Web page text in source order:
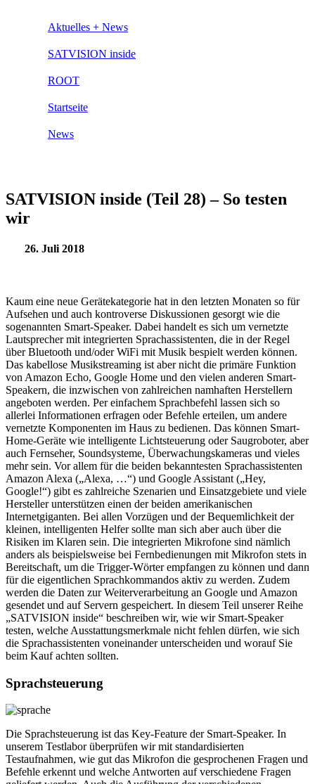
Aktuelles + News
SATVISION inside
ROOT
Startseite
News
SATVISION inside (Teil 28) – So testen
wir
26. Juli 2018
Kaum eine neue Gerätekategorie hat in den letzten Monaten so für
Aufsehen und auch kontroverse Diskussionen gesorgt wie die
sogenannten Smart-Speaker. Dabei handelt es sich um vernetzte
Lautsprecher mit integrierten Sprachassistenten, die in der Regel
über Bluetooth und/oder WiFi mit Musik bespielt werden können.
Das kabellose Musikstreaming ist aber nicht die primäre Funktion
von Amazon Echo, Google Home und den vielen anderen Smart-
Speakern, die inzwischen von zahlreichen namhaften Herstellern
angeboten werden. Per einfachem Sprachbefehl lassen sich so
allerlei Informationen erfragen oder Befehle erteilen, um andere
vernetzte Komponenten im Haus zu bedienen. Das können Smart-
Home-Geräte wie intelligente Lichtsteuerung oder Saugroboter, aber
auch Fernseher, Soundsysteme, Überwachungskameras und vieles
mehr sein. Vor allem für die beiden bekanntesten Sprachassistenten
Amazon Alexa („Alexa, …“) und Google Assistant („Hey,
Google!“) gibt es zahlreiche Szenarien und Einsatzgebiete und viele
Hersteller unterstützen einen der beiden amerikanischen
Internetgiganten. Bei allen Vorzügen und der Bequemlichkeit der
kleinen, intelligenten Helfer sollte man sich aber auch über die
Risiken im Klaren sein. Die integrierten Mikrofone sind nämlich
anders als beispielsweise bei Fernbedienungen mit Mikrofon stets in
Bereitschaft, um die Trigger-Wörter empfangen zu können und dann
für die eigentlichen Sprachkommandos aktiv zu werden. Zudem
werden die Daten zur Weiterverarbeitung an Google und Amazon
gesendet und auf Servern gespeichert. In diesem Teil unserer Reihe
„SATVISION inside“ beschreiben wir, wie wir Smart-Speaker
testen, welche Ausstattungsmerkmale nicht fehlen dürfen, wie sich
die Sprachassistenten voneinander unterscheiden und worauf Sie
beim Kauf achten sollten.
Sprachsteuerung
Die Sprachsteuerung ist das Key-Feature der Smart-Speaker. In
unserem Testlabor überprüfen wir mit standardisierten
Testaufnahmen, wie gut das Mikrofon die gesprochenen Fragen und
Befehle erkennt und welche Antworten auf verschiedene Fragen